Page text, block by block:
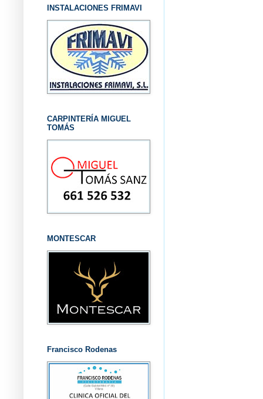
INSTALACIONES FRIMAVI
CARPINTERÍA MIGUEL
TOMÁS
MONTESCAR
Francisco Rodenas